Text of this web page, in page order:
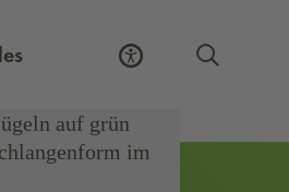
öffnet eine neue